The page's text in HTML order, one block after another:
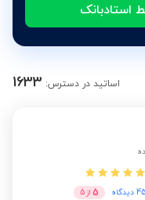
استادبانک
اساتید در دسترس: 1633
5 از 5